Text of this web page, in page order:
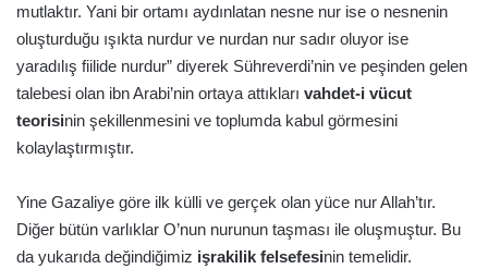
mutlaktır. Yani bir ortamı aydınlatan nesne nur ise o nesnenin
oluşturduğu ışıkta nurdur ve nurdan nur sadır oluyor ise
yaradılış fiilide nurdur” diyerek Sühreverdi’nin ve peşinden gelen
talebesi olan ibn Arabi’nin ortaya attıkları vahdet-i vücut
teorisinin şekillenmesini ve toplumda kabul görmesini
kolaylaştırmıştır.
Yine Gazaliye göre ilk külli ve gerçek olan yüce nur Allah’tır.
Diğer bütün varlıklar O’nun nurunun taşması ile oluşmuştur. Bu
da yukarıda değindiğimiz işrakilik felsefesinin temelidir.